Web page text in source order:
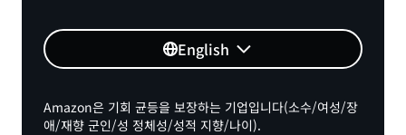
English
Amazon은 기회 균등을 보장하는 기업입니다(소수/여성/장
애/재향 군인/성 정체성/성적 지향/나이).